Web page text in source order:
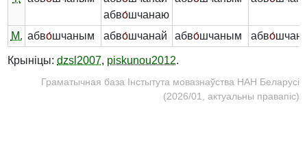
абво́шчанаю
М. абво́шчаным абво́шчанай абво́шчаным абво́
Крыніцы: dzsl2007, piskunou2012.
Граматычная база Інстытута мовазнаўства НАН Беларусі
(2026/01, актуальны правапіс)